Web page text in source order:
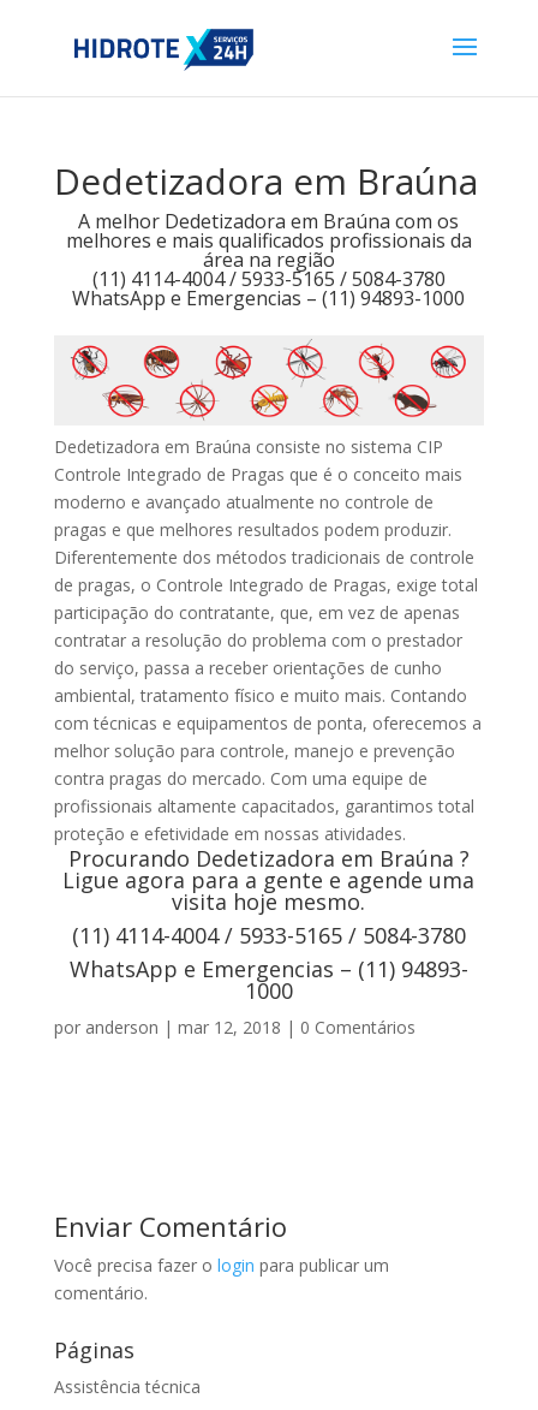
Dedetizadora em Braúna
A melhor Dedetizadora em Braúna com os
melhores e mais qualificados profissionais da
área na região
(11) 4114-4004 / 5933-5165 / 5084-3780
WhatsApp e Emergencias – (11) 94893-1000
Dedetizadora em Braúna consiste no sistema CIP
Controle Integrado de Pragas que é o conceito mais
moderno e avançado atualmente no controle de
pragas e que melhores resultados podem produzir.
Diferentemente dos métodos tradicionais de controle
de pragas, o Controle Integrado de Pragas, exige total
participação do contratante, que, em vez de apenas
contratar a resolução do problema com o prestador
do serviço, passa a receber orientações de cunho
ambiental, tratamento físico e muito mais. Contando
com técnicas e equipamentos de ponta, oferecemos a
melhor solução para controle, manejo e prevenção
contra pragas do mercado. Com uma equipe de
profissionais altamente capacitados, garantimos total
proteção e efetividade em nossas atividades.
Procurando Dedetizadora em Braúna ?
Ligue agora para a gente e agende uma
visita hoje mesmo.
(11) 4114-4004 / 5933-5165 / 5084-3780
WhatsApp e Emergencias – (11) 94893-
1000
por anderson | mar 12, 2018 | 0 Comentários
Enviar Comentário
Você precisa fazer o login para publicar um
comentário.
Páginas
Assistência técnica